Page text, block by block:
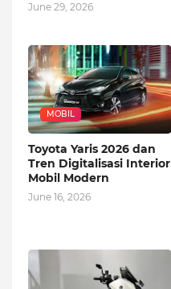
June 29, 2026
MOBIL
Toyota Yaris 2026 dan
Tren Digitalisasi Interior
Mobil Modern
June 16, 2026